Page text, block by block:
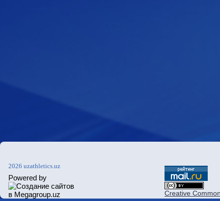
2026 uzathletics.uz
Powered by
Creative